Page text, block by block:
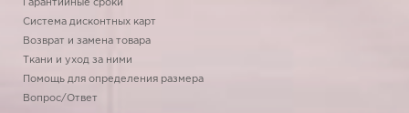
Гарантийные сроки
Система дисконтных карт
Возврат и замена товара
Ткани и уход за ними
Помощь для определения размера
Вопрос/Ответ